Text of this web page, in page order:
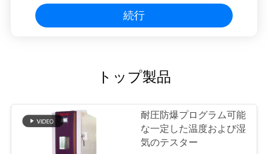
続行
トップ製品
耐圧防爆プログラム可能
な一定した温度および湿
気のテスター